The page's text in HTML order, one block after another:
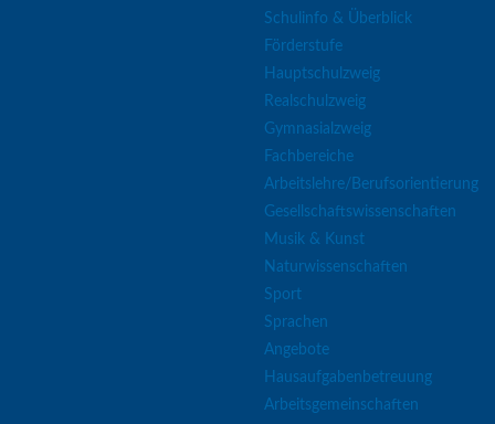
Schulinfo & Überblick
Förderstufe
Hauptschulzweig
Realschulzweig
Gymnasialzweig
Fachbereiche
Arbeitslehre/Berufsorientierung
Gesellschaftswissenschaften
Musik & Kunst
Naturwissenschaften
Sport
Sprachen
Angebote
Hausaufgabenbetreuung
Arbeitsgemeinschaften